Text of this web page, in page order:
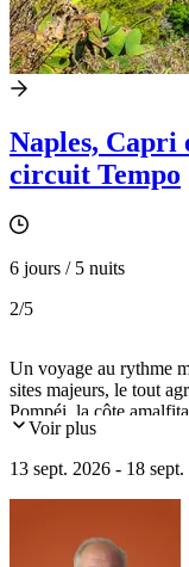
Naples, Capri
circuit Tempo
6 jours / 5 nuits
2/5
Un voyage au rythme
sites majeurs, le tout
Pompéi, la côte
le musée
Voir plus
13 sept. 2026 - 18